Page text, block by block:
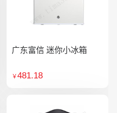
广东富信 迷你小冰箱
￥481.18